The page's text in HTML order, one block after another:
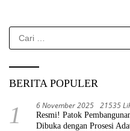
Cari
untuk:
BERITA POPULER
1 6 November 2025 21535
Resmi! Patok
Dibuka dengan Prosesi